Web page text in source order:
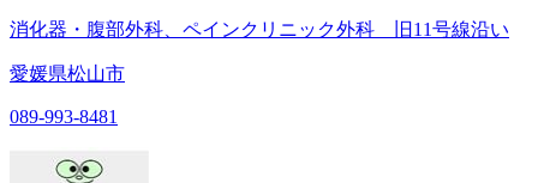
消化器・腹部外科、ペインクリニック外科 旧11号線沿い
愛媛県松山市
089-993-8481